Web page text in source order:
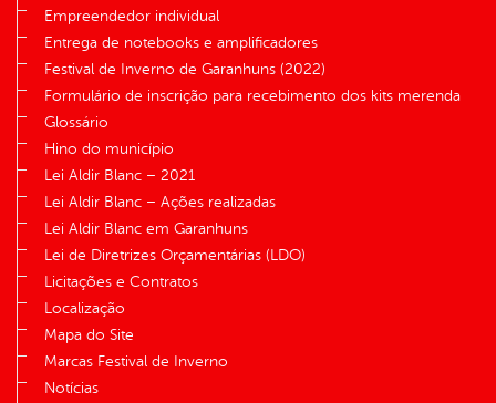
Empreendedor individual
Entrega de notebooks e amplificadores
Festival de Inverno de Garanhuns (2022)
Formulário de inscrição para recebimento dos kits merenda
Glossário
Hino do município
Lei Aldir Blanc – 2021
Lei Aldir Blanc – Ações realizadas
Lei Aldir Blanc em Garanhuns
Lei de Diretrizes Orçamentárias (LDO)
Licitações e Contratos
Localização
Mapa do Site
Marcas Festival de Inverno
Notícias